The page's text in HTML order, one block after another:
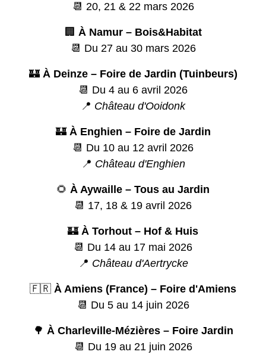
📆 20, 21 & 22 mars 2026
🏢 À Namur – Bois&Habitat
📆 Du 27 au 30 mars 2026
🏰 À Deinze – Foire de Jardin (Tuinbeurs)
📆 Du 4 au 6 avril 2026
📍 Château d'Ooidonk
🏰 À Enghien – Foire de Jardin
📆 Du 10 au 12 avril 2026
📍 Château d'Enghien
🌻 À Aywaille – Tous au Jardin
📆 17, 18 & 19 avril 2026
🏰 À Torhout – Hof & Huis
📆 Du 14 au 17 mai 2026
📍 Château d'Aertrycke
🇫🇷 À Amiens (France) – Foire d'Amiens
📆 Du 5 au 14 juin 2026
🌳 À Charleville-Mézières – Foire Jardin
📆 Du 19 au 21 juin 2026